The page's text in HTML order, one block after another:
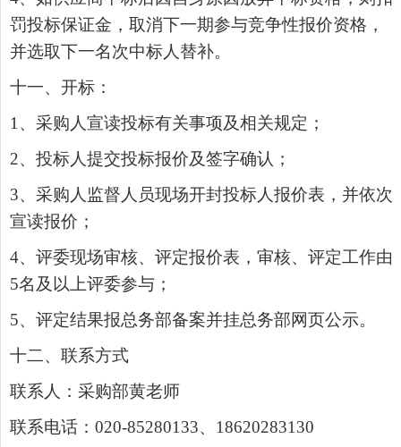
罚投标保证金，取消下一期参与竞争性报价资格，
并选取下一名次中标人替补。
十一、开标：
1 、采购人宣读投标有关事项及相关规定；
2、投标人提交投标报价及签字确认；
3、采购人监督人员现场开封投标人报价表，并依次
宣读报价；
4、评委现场审核、评定报价表，审核、评定工作由
5名及以上评委参与；
5、评定结果报总务部备案并挂总务部网页公示。
十二、联系方式
联系人：采购部黄老师
联系电话： 020-85280133、 18620283130